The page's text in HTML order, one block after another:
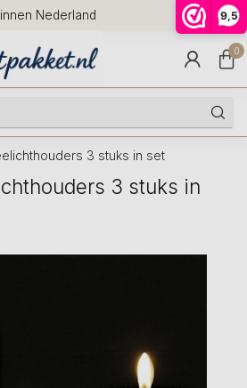
9,5
Nederland
Voor
huis
9.5
0
3 stuks in set
3 stuks in